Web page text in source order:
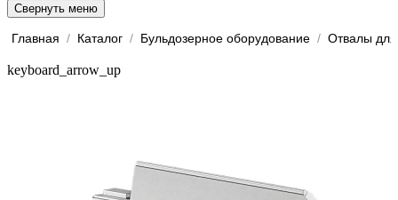
Свернуть меню
Главная / Каталог / Бульдозерное оборудование / Отвалы для
keyboard_arrow_up